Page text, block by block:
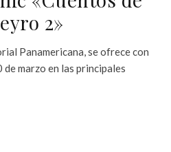
2»
Panamericana, se ofrece con
marzo en las principales